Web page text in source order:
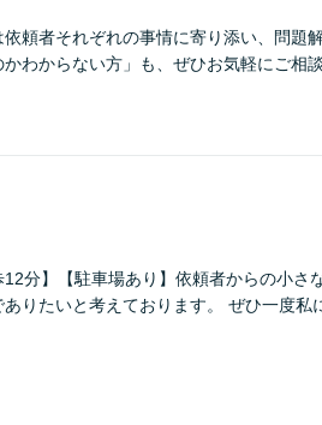
頼者それぞれの事情に寄り添い、問題
わからない方」も、ぜひお気軽にご相談
12分】【駐車場あり】依頼者からの小
りたいと考えております。 ぜひ一度私